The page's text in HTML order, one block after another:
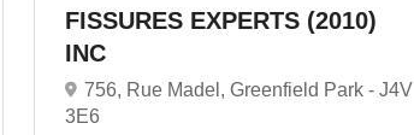
FISSURES EXPERTS (2010)
INC
756, Rue Madel, Greenfield Park -J4V
3E6